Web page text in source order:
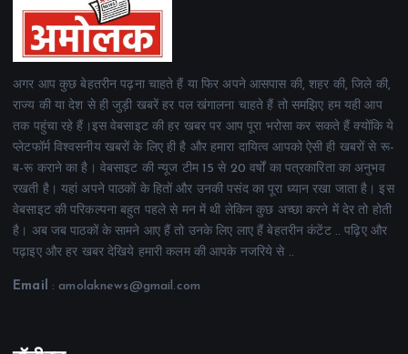
अगर आप कुछ बेहतरीन पढ़ना चाहते हैं या फिर अपने आसपास की, शहर की, जिले की,
राज्य की या देश से ही जुड़ी खबरें हर पल खंगालना चाहते हैं तो समझिए हम यही आप
तक पहुंचा रहे हैं।इस वेबसाइट की हर खबर पर आप पूरा भरोसा कर सकते हैं क्योंकि ये
प्लेटफॉर्म विश्वसनीय खबरों के लिए ही है और हमारा दायित्व आपको ऐसी ही खबरों से रू-
ब-रू कराने का है। वेबसाइट की न्यूज टीम 15 से 20 वर्षों का पत्रकारिता का अनुभव
रखती है। यहां अपने पाठकों के हितों और उनकी पसंद का पूरा ध्यान रखा जाता है। इस
वेबसाइट की परिकल्पना बहुत पहले से मन में थी लेकिन कुछ अच्छा करने में देर तो होती
है। अब जब पाठकों के सामने आए हैं तो उनके लिए लाए हैं बेहतरीन कंटेंट .. पढ़िए और
पढ़ाइए और हर खबर देखिये हमारी कलम की आपके नजरिये से ..
Email : amolaknews@gmail.com